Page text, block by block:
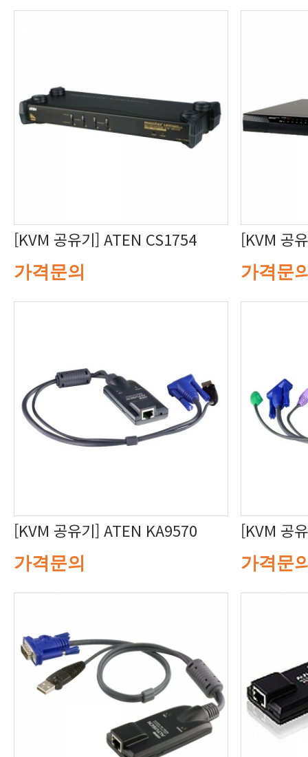
[KVM 공유기] ATEN CS1754
가격문의
[KVM 공
가격문
[KVM 공유기] ATEN KA9570
가격문의
[KVM 공
가격문